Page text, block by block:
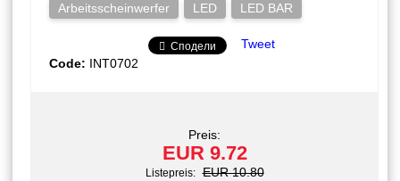
Arbeitsscheinwerfer LED LED BAR
Сподели
Tweet
Code: INT0702
Preis:
EUR 9.72
Listepreis: EUR 10.80